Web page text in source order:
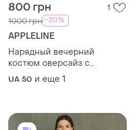
800 грн 1
1000 грн -20%
APPLELINE
Нарядный вечерний
костюм оверсайз с
напылением двойка штаны
блуза бренда appleline
UA 50 и еще 1